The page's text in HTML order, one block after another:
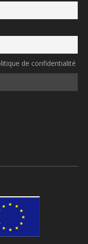
de confidentialité